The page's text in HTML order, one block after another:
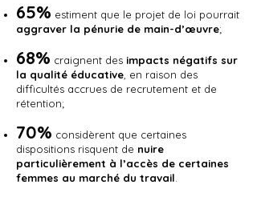
65% estiment que le projet de loi pourrait
aggraver la pénurie de main-d’œuvre;
68% craignent des impacts négatifs sur
la qualité éducative , en raison des
difficultés accrues de recrutement et de
rétention;
70% considèrent que certaines
dispositions risquent de nuire
particulièrement à l’accès de certaines
femmes au marché du travail